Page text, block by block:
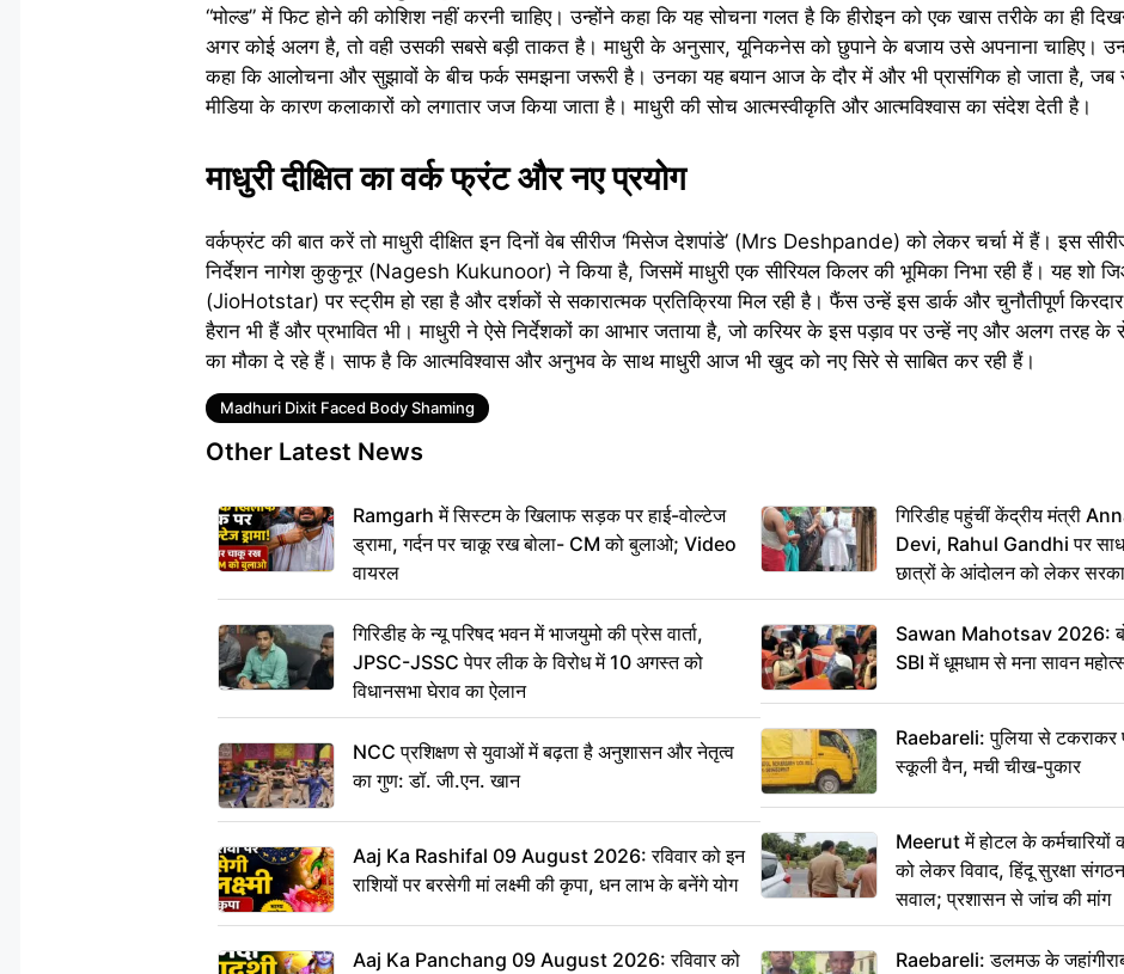
“मोल्ड” में फिट होने की कोशिश नहीं करनी चाहिए। उन्होंने कहा कि यह सोचना गलत है कि हीरोइन को एक खास तरीके का ही
अगर कोई अलग है, तो वही उसकी सबसे बड़ी ताकत है। माधुरी के अनुसार, यूनिकनेस को छुपाने के बजाय उसे अपनाना चाहिए।
कहा कि आलोचना और सुझावों के बीच फर्क समझना जरूरी है। उनका यह बयान आज के दौर में और भी प्रासंगिक हो जाता है, जब
मीडिया के कारण कलाकारों को लगातार जज किया जाता है। माधुरी की सोच आत्मस्वीकृति और आत्मविश्वास का संदेश देती है।
माधुरी दीक्षित का वर्क फ्रंट और नए प्रयोग
वर्कफ्रंट की बात करें तो माधुरी दीक्षित इन दिनों वेब सीरीज ‘मिसेज देशपांडे’ (Mrs Deshpande) को लेकर चर्चा में हैं। इस
निर्देशन नागेश कुकुनूर (Nagesh Kukunoor) ने किया है, जिसमें माधुरी एक सीरियल किलर की भूमिका निभा रही हैं। यह शो
(JioHotstar) पर स्ट्रीम हो रहा है और दर्शकों से सकारात्मक प्रतिक्रिया मिल रही है। फैंस उन्हें इस डार्क और चुनौतीपूर्ण
हैरान भी हैं और प्रभावित भी। माधुरी ने ऐसे निर्देशकों का आभार जताया है, जो करियर के इस पड़ाव पर उन्हें नए और अलग तरह के
का मौका दे रहे हैं। साफ है कि आत्मविश्वास और अनुभव के साथ माधुरी आज भी खुद को नए सिरे से साबित कर रही हैं।
Tags
Madhuri Dixit Faced Body Shaming
Other Latest News
Ramgarh में सिस्टम के खिलाफ सड़क पर हाई-वोल्टेज
ड्रामा, गर्दन पर चाकू रख बोला- CM को बुलाओ; Video
वायरल
गिरिडीह के न्यू परिषद भवन में भाजयुमो की प्रेस वार्ता,
JPSC-JSSC पेपर लीक के विरोध में 10 अगस्त को
विधानसभा घेराव का ऐलान
NCC प्रशिक्षण से युवाओं में बढ़ता है अनुशासन और नेतृत्व
का गुण: डॉ. जी.एन. खान
Aaj Ka Rashifal 09 August 2026: रविवार को इन
राशियों पर बरसेगी मां लक्ष्मी की कृपा, धन लाभ के बनेंगे योग
Aaj Ka Panchang 09 August 2026: रविवार को
गिरिडीह पहुंचीं केंद्रीय मंत्री
Devi, Rahul Gandhi पर साधा
छात्रों के आंदोलन को लेकर
Sawan Mahotsav 2026:
SBI में धूमधाम से मना सावन
Raebareli: पुलिया से टकराकर
स्कूली वैन, मची चीख-पुकार
Meerut में होटल के कर्मचारियों
को लेकर विवाद, हिंदू सुरक्षा
सवाल; प्रशासन से जांच की मांग
Raebareli: डलमऊ के